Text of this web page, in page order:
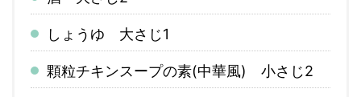
しょうゆ 大さじ1
顆粒チキンスープの素(中華風) 小さじ2